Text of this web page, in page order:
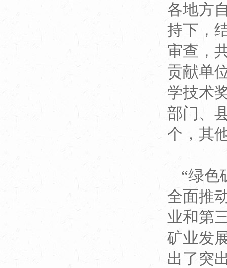
各地方
持下，
审查，
贡献单
学技术
部门、
个，其
“绿色
全面推
业和第
矿业发
出了突